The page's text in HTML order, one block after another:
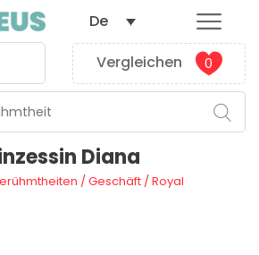
Vergleichen 0
De
Diana
/Geschäft /Royal